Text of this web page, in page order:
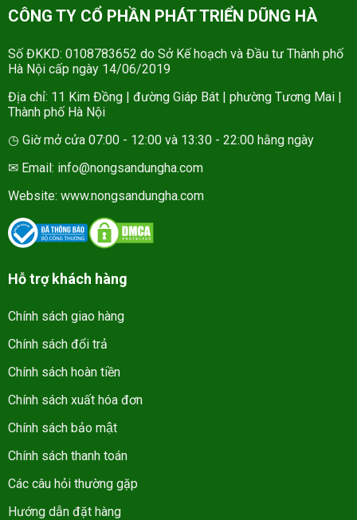
CÔNG TY CỔ PHẦN PHÁT TRIỂN DŨNG HÀ
Số ĐKKD: 0108783652 do Sở Kế hoạch và Đầu tư Thành phố
Hà Nội cấp ngày 14/06/2019
Địa chỉ: 11 Kim Đồng | đường Giáp Bát | phường Tương Mai |
Thành phố Hà Nội
◷ Giờ mở cửa 07:00 - 12:00 và 13:30 - 22:00 hằng ngày
✉ Email: info@nongsandungha.com
Website: www.nongsandungha.com
Hỗ trợ khách hàng
Chính sách giao hàng
Chính sách đổi trả
Chính sách hoàn tiền
Chính sách xuất hóa đơn
Chính sách bảo mật
Chính sách thanh toán
Các câu hỏi thường gặp
Hướng dẫn đặt hàng